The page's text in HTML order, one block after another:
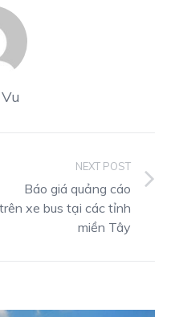
NEXT POST
Báo giá quảng cáo
trên xe bus tại các tỉnh
miền Tây